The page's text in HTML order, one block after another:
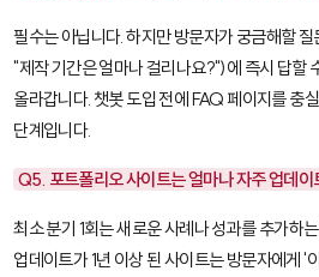
필수는 아닙니다. 하지만 방문자가 궁금해할
"제작 기간은 얼마나 걸리나요?")에 즉시 답할
올라갑니다. 챗봇 도입 전에 FAQ 페이지를 충
단계입니다.
Q5. 포트폴리오 사이트는 얼마나 자주 업데이
최소 분기 1회는 새로운 사례나 성과를 추가하
업데이트가 1년 이상 된 사이트는 방문자에게 '